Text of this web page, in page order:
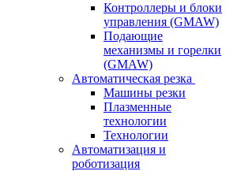
Контроллеры и блоки
управления (GMAW)
Подающие
механизмы и горелки
(GMAW)
Автоматическая резка
Машины резки
Плазменные
технологии
Технологии
Автоматизация и
роботизация